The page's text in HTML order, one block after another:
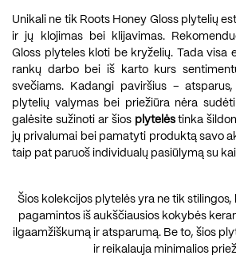
Unikali ne tik Roots Honey Gloss plytelių
ir jų klojimas bei klijavimas.
Gloss plyteles kloti be kryželių. Tada visa
rankų darbo bei iš karto kurs
svečiams. Kadangi paviršius –
plytelių valymas bei priežiūra nėra
galėsite sužinoti ar šios plytelėstinka
jų privalumai bei pamatyti produktą savo
taip pat paruoš individualų pasiūlymą su
Šios kolekcijos plytelės yra ne tik
pagamintos iš aukščiausios kokybės
ilgaamžiškumą ir atsparumą. Be to, šios
ir reikalauja minimalios